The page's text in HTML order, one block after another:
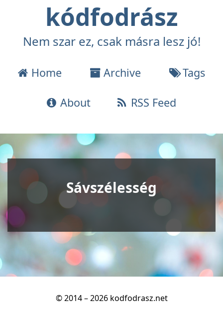
kódfodrász
Nem szar ez, csak másra lesz jó!
Home Archive Tags
About RSS Feed
Sávszélesség
© 2014 – 2026 kodfodrasz.net